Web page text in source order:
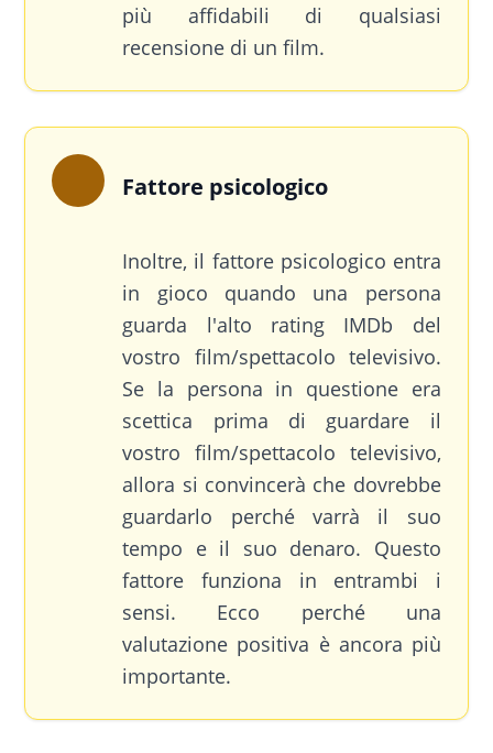
più affidabili di qualsiasi
recensione di un film.
Fattore psicologico
Inoltre, il fattore psicologico entra
in gioco quando una persona
guarda l'alto rating IMDb del
vostro film/spettacolo televisivo.
Se la persona in questione era
scettica prima di guardare il
vostro film/spettacolo televisivo,
allora si convincerà che dovrebbe
guardarlo perché varrà il suo
tempo e il suo denaro. Questo
fattore funziona in entrambi i
sensi. Ecco perché una
valutazione positiva è ancora più
importante.